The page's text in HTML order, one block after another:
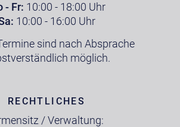
- Fr: 10:00 - 18:00 Uhr
10:00 - 16:00 Uhr
sind nach Absprache
möglich.
RECHTLICHES
/ Verwaltung: